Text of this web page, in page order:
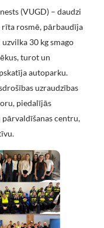
(VUGD) – daudzi
rīta rosmē, pārbaudīja
30 kg smago
turot un
autoparku.
uzraudzības
piedalījās
centru,